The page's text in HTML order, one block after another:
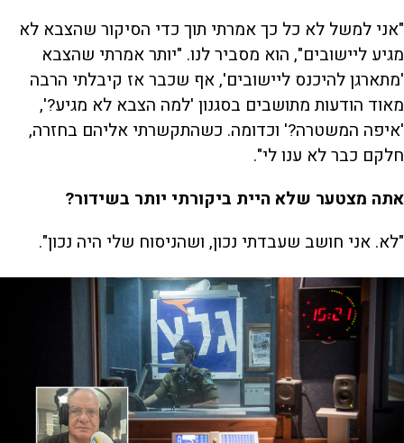
"אני למשל לא כל כך אמרתי תוך כדי הסיקור שהצבא לא
מגיע ליישובים", הוא מסביר לנו. "יותר אמרתי שהצבא
'מתארגן להיכנס ליישובים', אף שכבר אז קיבלתי הרבה
מאוד הודעות מתושבים בסגנון 'למה הצבא לא מגיע?',
'איפה המשטרה?' וכדומה. כשהתקשרתי אליהם בחזרה,
חלקם כבר לא ענו לי".
אתה מצטער שלא היית ביקורתי יותר בשידור?
"לא. אני חושב שעבדתי נכון, ושהניסוח שלי היה נכון".